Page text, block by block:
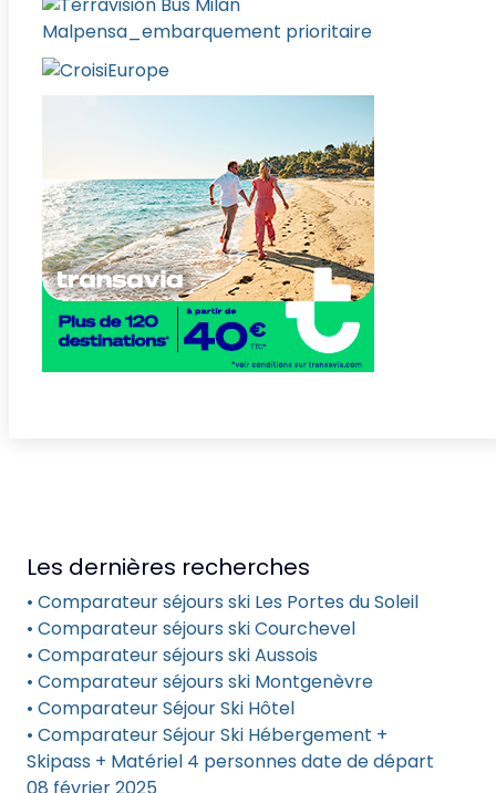
Les dernières recherches
• Comparateur séjours ski Les Portes du Soleil
• Comparateur séjours ski Courchevel
• Comparateur séjours ski Aussois
• Comparateur séjours ski Montgenèvre
• Comparateur Séjour Ski Hôtel
• Comparateur Séjour Ski Hébergement +
Skipass + Matériel 4 personnes date de départ
08 février 2025